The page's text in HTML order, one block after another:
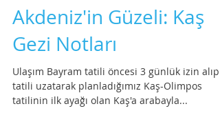
Akdeniz'in Güzeli: Kaş
Gezi Notları
Ulaşım Bayram tatili öncesi 3 günlük izin alıp